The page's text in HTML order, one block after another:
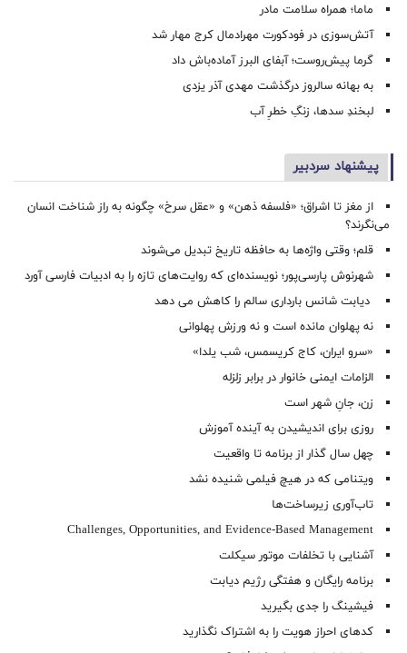
ماما؛ همراه سلامت مادر
آتش‌سوزی در فودکورت مهرادمال کرج مهار شد
گرما پیش‌روست؛ آبفای البرز آماده‌باش داد
به بهانه سالروز درگذشت مهدی آذر یزدی
لبخندِ سدها، زنگِ خطرِ آب
پیشنهاد سردبیر
از مغز تا اشراق؛ «فلسفه ذهن» و «عقل سرخ» چگونه به راز شناخت انسان
می‌نگرند؟
قلم؛ وقتی واژه‌ها به حافظه تاریخ تبدیل می‌شوند
شهرنوش پارسی‌پور؛ نویسنده‌ای که روایت‌های تازه را به ادبیات فارسی آورد
دیابت شانس بارداری سالم را کاهش می دهد
نه پهلوان مانده است و نه ورزش پهلوانی
«سرو ایران، کاج کریسمس، شب یلدا»
الزامات ایمنی خانوار در برابر زلزله
زن، جانِ شهر است
روزی برای اندیشیدن به آینده آموزش
چهل سال گذار از برنامه تا واقعیت
ویتنامی که در هیچ فیلمی شنیده نشد
تاب‌آوری زیرساخت‌ها
Challenges, Opportunities, and Evidence-Based Management
آشنایی با تخلفات موتور سیکلت
برنامه رایگان و هفتگی رژیم دیابت
فیشینگ را جدی بگیرید
کدهای احراز هویت را به اشتراک نگذارید